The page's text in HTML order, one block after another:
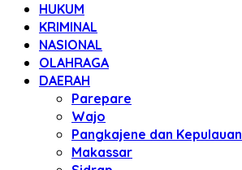
HUKUM
KRIMINAL
NASIONAL
OLAHRAGA
DAERAH
Parepare
Wajo
Pangkajene dan Kepulauan
Makassar